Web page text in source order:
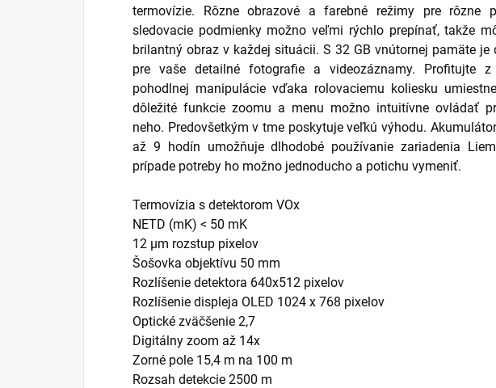
termovízie. Rôzne obrazové a farebné režimy pre rôzne
sledovacie podmienky možno veľmi rýchlo prepínať, takže
brilantný obraz v každej situácii. S 32 GB vnútornej pamäte je
pre vaše detailné fotografie a videozáznamy. Profitujte
pohodlnej manipulácie vďaka rolovaciemu koliesku
dôležité funkcie zoomu a menu možno intuitívne ovládať
neho. Predovšetkým v tme poskytuje veľkú výhodu.
až 9 hodín umožňuje dlhodobé používanie zariadenia
prípade potreby ho možno jednoducho a potichu vymeniť.
Termovízia s detektorom VOx
NETD (mK) < 50 mK
12 µm rozstup pixelov
Šošovka objektívu 50 mm
Rozlíšenie detektora 640x512 pixelov
Rozlíšenie displeja OLED 1024 x 768 pixelov
Optické zväčšenie 2,7
Digitálny zoom až 14x
Zorné pole 15,4 m na 100 m
Rozsah detekcie 2500 m